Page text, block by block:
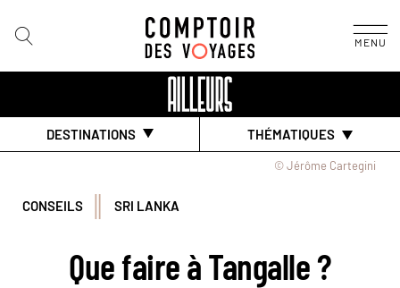
MENU
DESTINATIONS THÉMATIQUES
© Jérôme Cartegini
CONSEILS SRI LANKA
Que faire à Tangalle ?